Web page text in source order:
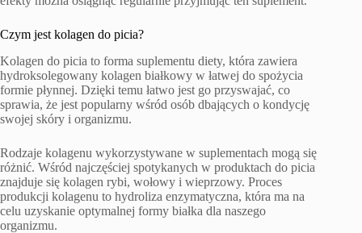
Czym jest kolagen do picia?
Kolagen do picia to forma suplementu diety, która zawiera
hydroksolegowany kolagen białkowy w łatwej do spożycia
formie płynnej. Dzięki temu łatwo jest go przyswajać, co
sprawia, że jest popularny wśród osób dbających o kondycję
swojej skóry i organizmu.
Rodzaje kolagenu wykorzystywane w suplementach mogą się
różnić. Wśród najczęściej spotykanych w produktach do picia
znajduje się kolagen rybi, wołowy i wieprzowy. Proces
produkcji kolagenu to hydroliza enzymatyczna, która ma na
celu uzyskanie optymalnej formy białka dla naszego
organizmu.